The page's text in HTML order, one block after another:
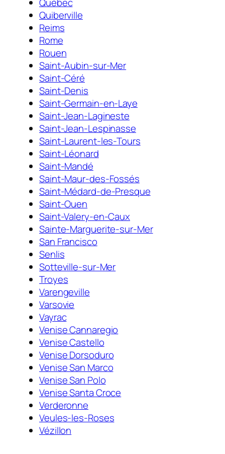
Quiberville
Reims
Rome
Rouen
Saint-Aubin-sur-Mer
Saint-Céré
Saint-Denis
Saint-Germain-en-Laye
Saint-Jean-Lagineste
Saint-Jean-Lespinasse
Saint-Laurent-les-Tours
Saint-Léonard
Saint-Mandé
Saint-Maur-des-Fossés
Saint-Médard-de-Presque
Saint-Ouen
Saint-Valery-en-Caux
Sainte-Marguerite-sur-Mer
San Francisco
Senlis
Sotteville-sur-Mer
Troyes
Varengeville
Varsovie
Vayrac
Venise Cannaregio
Venise Castello
Venise Dorsoduro
Venise San Marco
Venise San Polo
Venise Santa Croce
Verderonne
Veules-les-Roses
Vézillon